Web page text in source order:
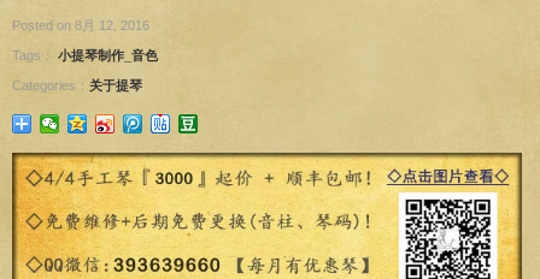
Posted on 8月 12, 2016
Tags： 小提琴制作_音色
Categories： 关于提琴